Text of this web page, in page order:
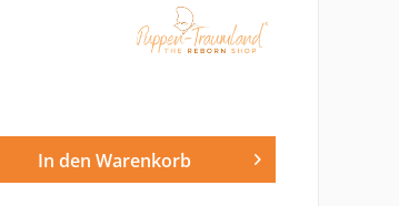
In den Warenkorb